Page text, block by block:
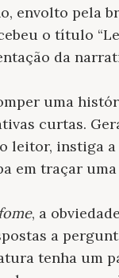
envolto pela
o título
da
uma
curtas.
leitor, instiga
em traçar
, a
a
tenha um